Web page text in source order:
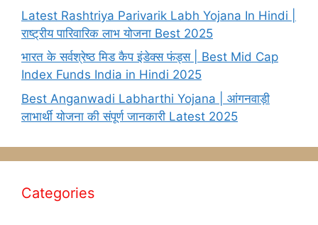
Latest Rashtriya Parivarik Labh Yojana In Hindi |
राष्ट्रीय पारिवारिक लाभ योजना Best 2025
भारत के सर्वश्रेष्ठ मिड कैप इंडेक्स फंड्स | Best Mid Cap
Index Funds India in Hindi 2025
Best Anganwadi Labharthi Yojana | आंगनवाड़ी
लाभार्थी योजना की संपूर्ण जानकारी Latest 2025
Categories